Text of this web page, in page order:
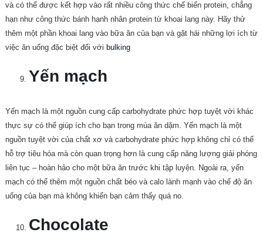
và có thể được kết hợp vào rất nhiều công thức chế biến protein, chẳng
hạn như công thức bánh hạnh nhân protein từ khoai lang này. Hãy thử
thêm một phần khoai lang vào bữa ăn của bạn và gặt hái những lợi ích từ
việc ăn uống đặc biệt đối với bulking
Yến mạch
Yến mạch là một nguồn cung cấp carbohydrate phức hợp tuyệt vời khác
thực sự có thể giúp ích cho bạn trong mùa ăn dặm. Yến mạch là một
nguồn tuyệt vời của chất xơ và carbohydrate phức hợp không chỉ có thể
hỗ trợ tiêu hóa mà còn quan trọng hơn là cung cấp năng lượng giải phóng
liên tục – hoàn hảo cho một bữa ăn trước khi tập luyện. Ngoài ra, yến
mạch có thể thêm một nguồn chất béo và calo lành mạnh vào chế độ ăn
uống của bạn mà không khiến bạn cảm thấy quá no.
Chocolate